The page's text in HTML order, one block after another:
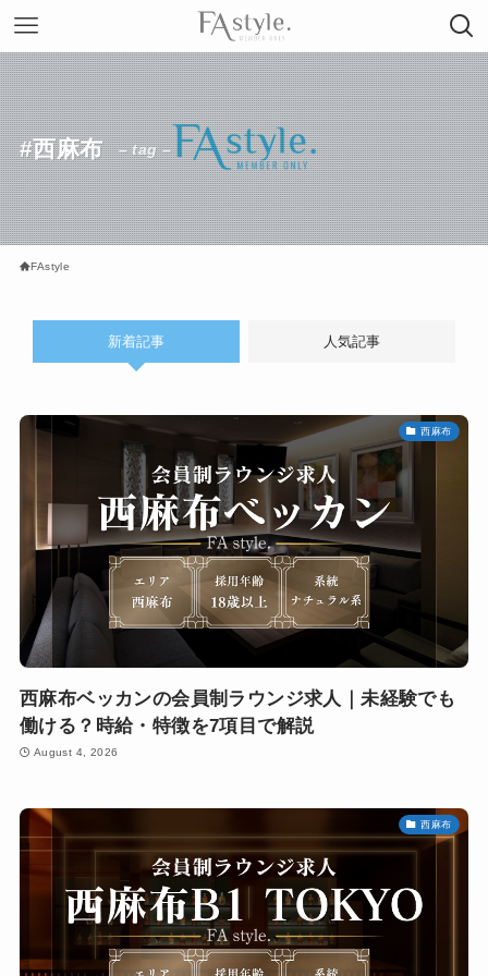
#西麻布 – tag –
FAstyle
新着記事 人気記事
西麻布
西麻布ベッカンの会員制ラウンジ求人｜未経験でも
働ける？時給・特徴を7項目で解説
August 4, 2026
西麻布